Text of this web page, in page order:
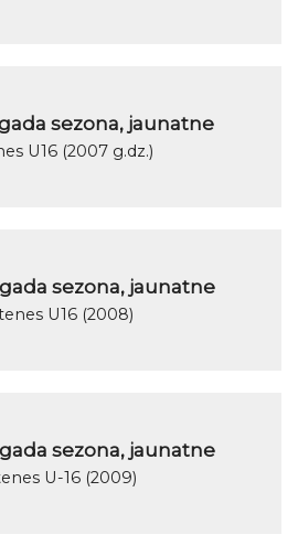
sezona, jaunatne
U16 (2007 g.dz.)
sezona, jaunatne
U16 (2008)
sezona, jaunatne
U-16 (2009)